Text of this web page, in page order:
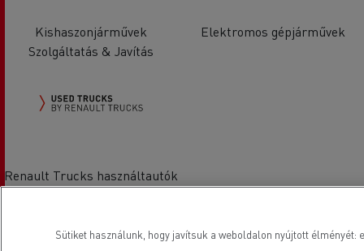
Kishaszonjárművek
Szolgáltatás & Javítás
Elektromos gépjárművek
Renault Trucks használtautók
Elhelyezkedés
Sütiket használunk, hogy javítsuk a weboldalon nyújtott